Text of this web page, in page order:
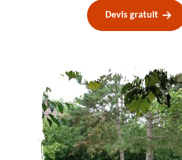
Devis gratuit